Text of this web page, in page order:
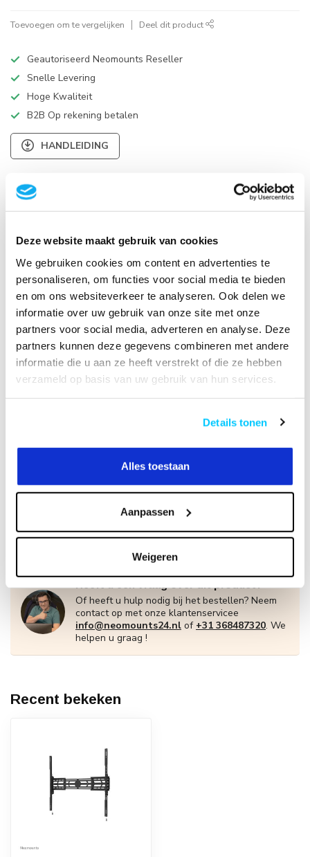
Deze website maakt gebruik van cookies
We gebruiken cookies om content en advertenties te
personaliseren, om functies voor social media te bieden
en om ons websiteverkeer te analyseren. Ook delen we
informatie over uw gebruik van onze site met onze
partners voor social media, adverteren en analyse. Deze
partners kunnen deze gegevens combineren met andere
informatie die u aan ze heeft verstrekt of die ze hebben
verzameld op basis van uw gebruik van hun services.
Details tonen
Alles toestaan
Aanpassen
Weigeren
Toevoegen om te vergelijken Deel dit product
Geautoriseerd Neomounts Reseller
Snelle Levering
Hoge Kwaliteit
B2B Op rekening betalen
HANDLEIDING
Productomschrijving
Specificaties
Reviews
Product bundels
TV Standaard+Universele Videobar kit
WL30S-950BL19 Heavy Duty Platte TV Beugel +
AV2-500BL Universele Videobar kit
Op voorraad
Of heeft u hulp nodig bij het bestellen? Neem
contact op met onze klantenservicee
info@neomounts24.nl of +31 368487320. We
helpen u graag !
Recent bekeken